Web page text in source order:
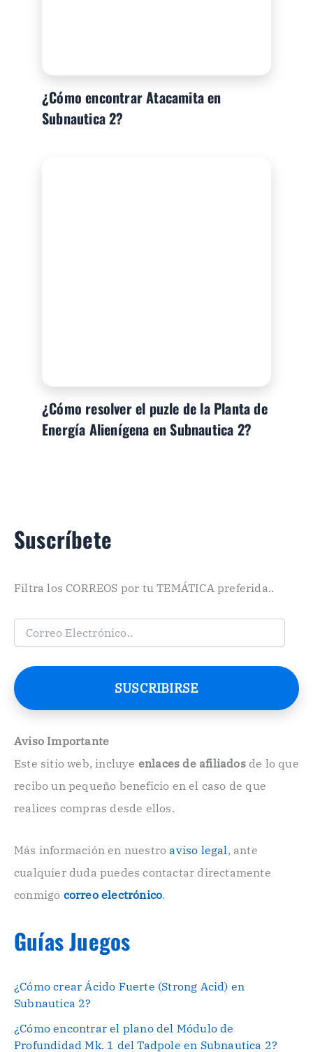
¿Cómo encontrar Atacamita en
Subnautica 2?
¿Cómo resolver el puzle de la Planta de
Energía Alienígena en Subnautica 2?
Suscríbete
Filtra los CORREOS por tu TEMÁTICA preferida..
C
e
o
e
t
ó
n
o
.
SUSCRIBIRSE
Aviso Importante
Este sitio web, incluye enlaces de afiliadosde lo que
recibo un pequeño beneficio en el caso de que
realices compras desde ellos.
Más información en nuestroaviso legal , ante
cualquier duda puedes contactar directamente
conmigo correo electrónico.
Guías Juegos
¿Cómo crear Ácido Fuerte (Strong Acid) en
Subnautica 2?
¿Cómo encontrar el plano del Módulo de
Profundidad Mk. 1 del Tadpole en Subnautica 2?